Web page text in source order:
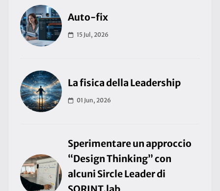
Auto-fix
15 Jul, 2026
La fisica della Leadership
01 Jun, 2026
Sperimentare un approccio
“Design Thinking” con
alcuni Sircle Leader di